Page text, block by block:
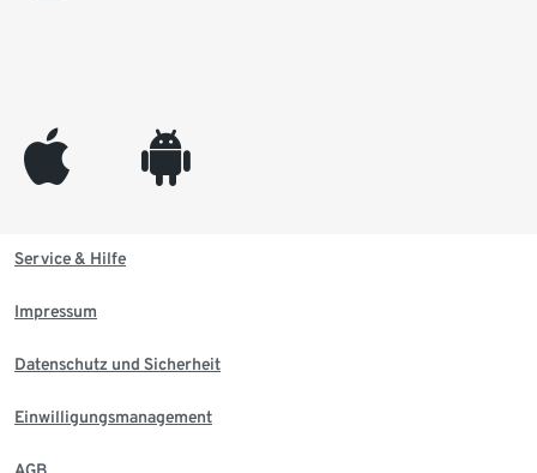
appleinc android
Service & Hilfe
Impressum
Datenschutz und Sicherheit
Einwilligungsmanagement
AGB